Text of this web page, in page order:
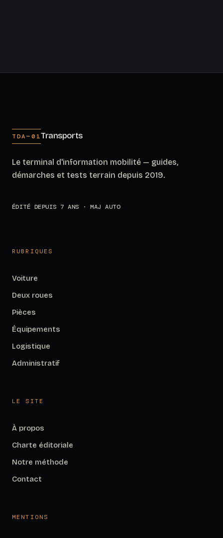
TDA—01Transports
Le terminal d'information mobilité — guides,
démarches et tests terrain depuis 2019.
ÉDITÉ DEPUIS 7 ANS · MAJ AUTO
RUBRIQUES
Voiture
Deux roues
Pièces
Équipements
Logistique
Administratif
LE SITE
À propos
Charte éditoriale
Notre méthode
Contact
MENTIONS